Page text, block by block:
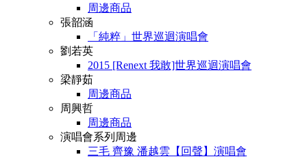
周邊商品
張韶涵
「純粹」世界巡迴演唱會
劉若英
2015 [Renext 我敢]世界巡迴演唱會
梁靜茹
周邊商品
周興哲
周邊商品
演唱會系列周邊
三毛 齊豫 潘越雲【回聲】演唱會